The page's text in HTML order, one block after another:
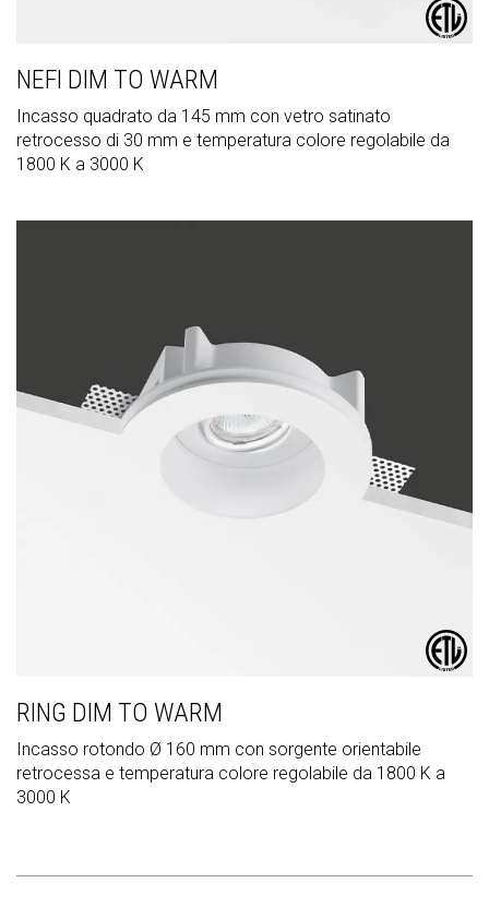
NEFI DIM TO WARM
Incasso quadrato da 145 mm con vetro satinato
retrocesso di 30 mm e temperatura colore regolabile da
1800 K a 3000 K
RING DIM TO WARM
Incasso rotondo Ø 160 mm con sorgente orientabile
retrocessa e temperatura colore regolabile da 1800 K a
3000 K